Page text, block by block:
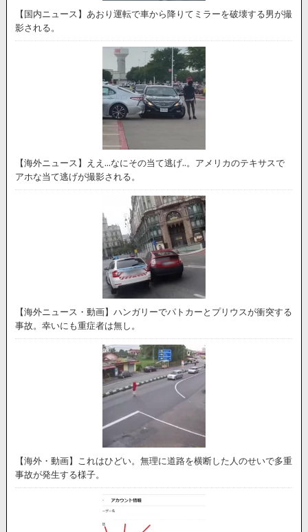
【国内ニュース】あおり運転で車から降りてミラーを破壊する男が撮
影される。
【海外ニュース】ええ…なにその当て逃げ..。アメリカのテキサスで
アホな当て逃げが撮影される。
【海外ニュース・動画】ハンガリーでパトカーとプリウスが衝突する
事故。幸いにも重症者は無し。
【海外・動画】これはひどい。無理に道路を横断した人のせいで多重
事故が発生する様子。